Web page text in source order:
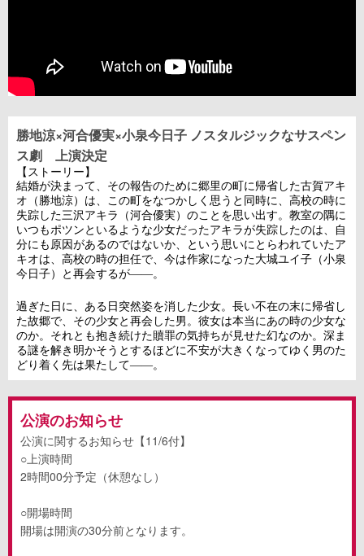
勝地涼×河合優実×小泉今日子 ノスタルジックなサスペン
ス劇 上演決定
【ストーリー】
結婚が決まって、その報告のために郷里の町に帰省した古賀アキ
オ（勝地涼）は、この町をなつかしく思うと同時に、高校の時に
失踪した三沢アキラ（河合優実）のことを思い出す。教室の隅に
いつもポツンといるような少女だったアキラが失踪したのは、自
分にも原因があるのではないか、という思いにとらわれていたア
キオは、高校の時の担任で、今は作家になった大城ユイ子（小泉
今日子）と再会するが――。
過ぎた日に、ある日突然姿を消した少女。長い不在の末に帰省し
た故郷で、その少女と再会した男。彼女は本当にあの時の少女な
のか。それとも抱き続けた贖罪の気持ちが見せた幻なのか。深ま
る謎を解き明かそうとするほどに不安が大きくなってゆく男のた
どり着く先は果たして――。
公演のお知らせ
公演に関するお知らせ【11/6付】
○上演時間
2時間00分予定（休憩なし）
○開場時間
開場は開演の30分前となります。